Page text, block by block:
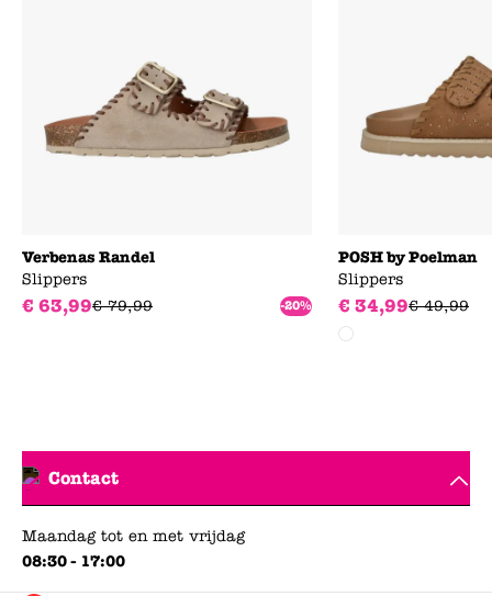
Verbenas Randel
Slippers
€ 63,99€ 79,99 -20%
POSH by Poelman
Slippers
€ 34,99€ 49,99
Contact
Maandag tot en met vrijdag
08:30 - 17:00